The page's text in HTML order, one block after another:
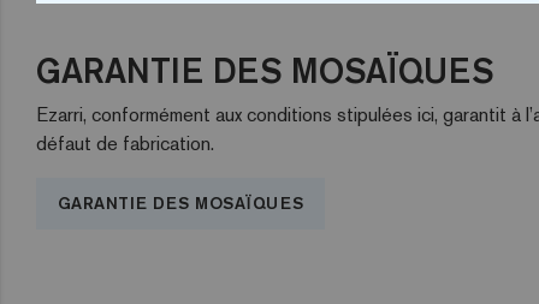
GARANTIE DES MOSAÏQUES
Ezarri, conformément aux conditions stipulées ici, garantit
défaut de fabrication.
GARANTIE DES MOSAÏQUES